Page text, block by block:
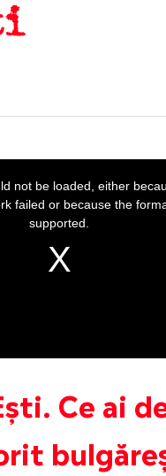
Ce ai
not be loaded, either
failed or because the
supported.